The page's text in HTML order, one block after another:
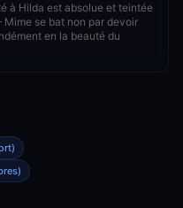
à Hilda est absolue et teintée
se bat non par devoir
en la beauté du